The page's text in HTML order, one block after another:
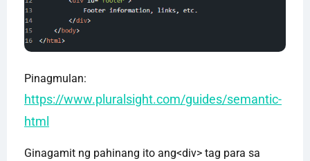
Pinagmulan:
https://www.pluralsight.com/guides/semantic-
html
Ginagamit ng pahinang ito ang<div> tag para sa